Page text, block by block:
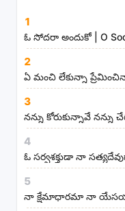
a
n
d
m
i
n
i
s
t
r
i
1
ఓ సోదరా అందుకో | O
2
ఏ మంచి లేకున్నా
3
నన్ను కోరుకున్నావే నన్ను
4
ఓ సర్వశక్తుడా నా
5
నా క్షేమాధారమా నా యేసయ్యా |